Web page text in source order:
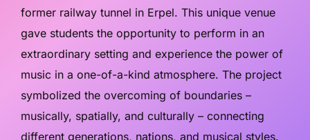
former railway tunnel in Erpel. This unique venue
gave students the opportunity to perform in an
extraordinary setting and experience the power of
music in a one-of-a-kind atmosphere. The project
symbolized the overcoming of boundaries –
musically, spatially, and culturally – connecting
different generations, nations, and musical styles.